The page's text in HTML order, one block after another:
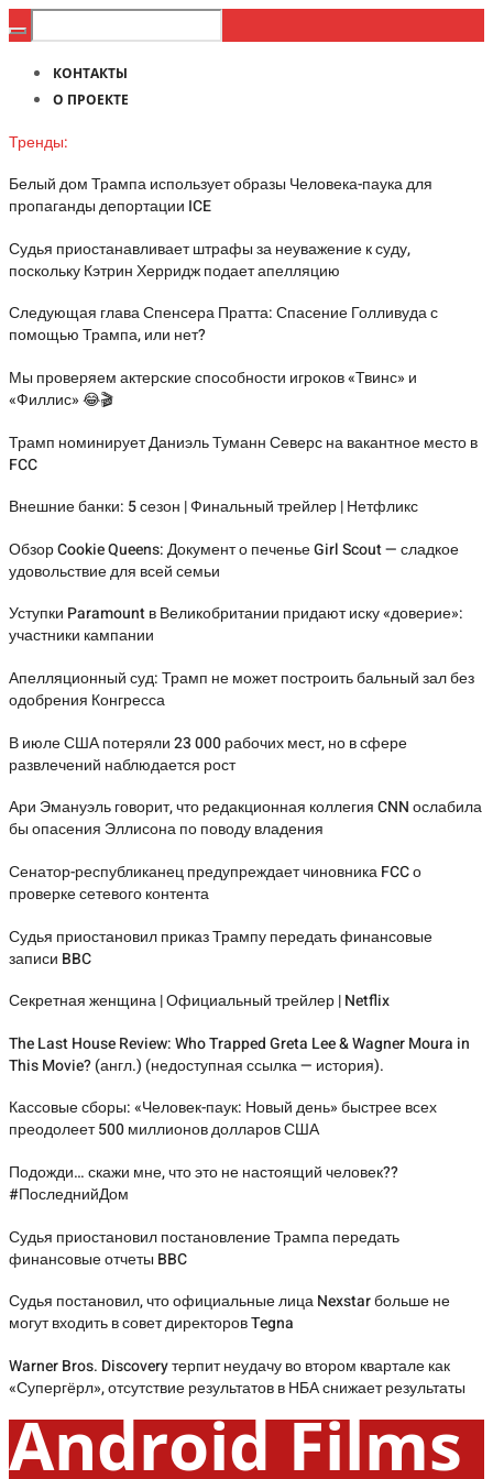
КОНТАКТЫ
О ПРОЕКТЕ
Тренды:
Белый дом Трампа использует образы Человека-паука для
пропаганды депортации ICE
Судья приостанавливает штрафы за неуважение к суду,
поскольку Кэтрин Херридж подает апелляцию
Следующая глава Спенсера Пратта: Спасение Голливуда с
помощью Трампа, или нет?
Мы проверяем актерские способности игроков «Твинс» и
«Филлис» 😂🎬
Трамп номинирует Даниэль Туманн Северс на вакантное место в
FCC
Внешние банки: 5 сезон | Финальный трейлер | Нетфликс
Обзор Cookie Queens: Документ о печенье Girl Scout — сладкое
удовольствие для всей семьи
Уступки Paramount в Великобритании придают иску «доверие»:
участники кампании
Апелляционный суд: Трамп не может построить бальный зал без
одобрения Конгресса
В июле США потеряли 23 000 рабочих мест, но в сфере
развлечений наблюдается рост
Ари Эмануэль говорит, что редакционная коллегия CNN ослабила
бы опасения Эллисона по поводу владения
Сенатор-республиканец предупреждает чиновника FCC о
проверке сетевого контента
Судья приостановил приказ Трампу передать финансовые
записи BBC
Секретная женщина | Официальный трейлер | Netflix
The Last House Review: Who Trapped Greta Lee & Wagner Moura in
This Movie? (англ.) (недоступная ссылка — история).
Кассовые сборы: «Человек-паук: Новый день» быстрее всех
преодолеет 500 миллионов долларов США
Подожди… скажи мне, что это не настоящий человек??
#ПоследнийДом
Судья приостановил постановление Трампа передать
финансовые отчеты BBC
Судья постановил, что официальные лица Nexstar больше не
могут входить в совет директоров Tegna
Warner Bros. Discovery терпит неудачу во втором квартале как
«Супергёрл», отсутствие результатов в НБА снижает результаты
Android Films